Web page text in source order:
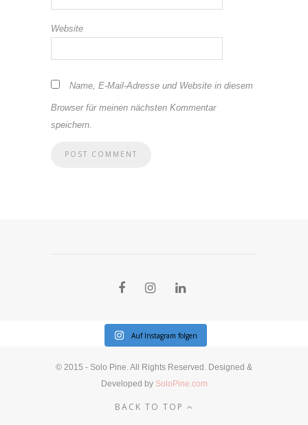
Website
Name, E-Mail-Adresse und Website in diesem
Browser für meinen nächsten Kommentar
speichern.
Auf Instagram folgen
© 2015 - Solo Pine. All Rights Reserved. Designed &
Developed by SoloPine.com
BACK TO TOP